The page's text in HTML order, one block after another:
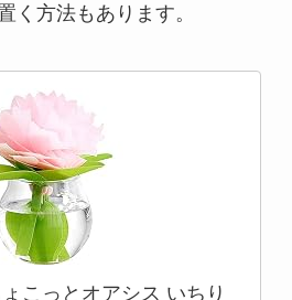
く方法もあります。
こっとオアシス いちり